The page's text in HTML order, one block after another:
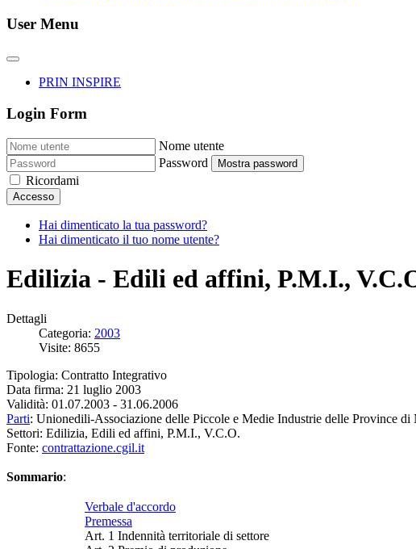
User Menu
PRIN INSPIRE
Login Form
Nome utente
Password
Mostra password
Ricordami
Accesso
Hai dimenticato la tua password?
Hai dimenticato il tuo nome utente?
Edilizia - Edili ed affini, P.M.I.,
Dettagli
Categoria: 2003
Visite: 8655
Tipologia: Contratto Integrativo
Data firma: 21 luglio 2003
Validità: 01.07.2003 - 31.06.2006
Parti: Unionedili-Associazione delle Piccole e Medie Industrie delle Province
Settori: Edilizia, Edili ed affini, P.M.I., V.C.O.
Fonte: contrattazione.cgil.it
Sommario:
Verbale d'accordo
Premessa
Art. 1 Indennità territoriale di settore